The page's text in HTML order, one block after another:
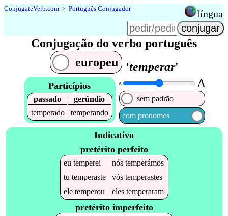
ConjugateVerb.com ﹥ Português Conjugador língua
Conjugação do verbo português
europeu
'temperar'
Particípios
passado
gerúndio
temperado
temperando
A A
sem padrão
com pronomes
Indicativo
pretérito perfeito
eutemperei nóstemperámos
tutemperaste vóstemperastes
eletemperou elestemperaram
pretérito imperfeito